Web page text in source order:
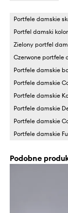
Portfele damskie
Portfel damski
Zielony portfel
Czerwone portfele
Portfele damskie
Portfele damskie
Portfele damskie
Portfele damskie
Portfele damskie
Portfele damskie
Podobne